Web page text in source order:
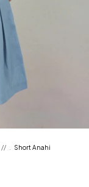
//
Short Anahi